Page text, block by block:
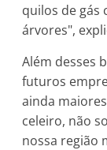
quilos de gás
árvores",
Além desses
futuros
ainda
celeiro, não
nossa região